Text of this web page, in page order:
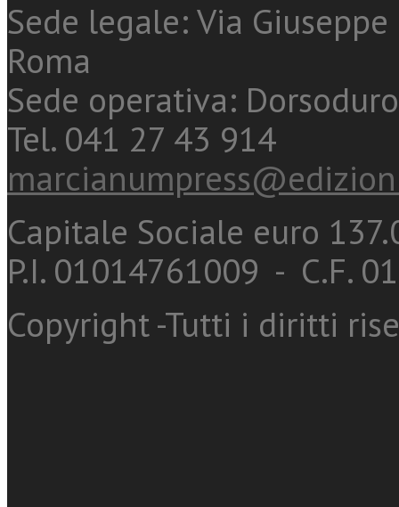
Sede legale: Via
Roma
Sede operativa:
Tel. 041 27 43 914
Capitale Sociale euro
P.I. 01014761009 - C.F.
Copyright -Tutti i diritti